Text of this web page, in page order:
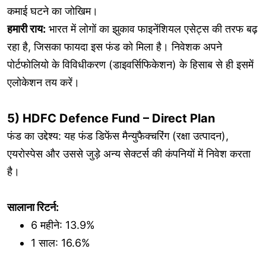
कमाई घटने का जोखिम।
हमारी राय: भारत में लोगों का झुकाव फाइनेंशियल एसेट्स की तरफ बढ़
रहा है, जिसका फायदा इस फंड को मिला है। निवेशक अपने
पोर्टफोलियो के विविधीकरण (डाइवर्सिफिकेशन) के हिसाब से ही इसमें
एलोकेशन तय करें।
5) HDFC Defence Fund – Direct Plan
फंड का उद्देश्य: यह फंड डिफेंस मैन्युफैक्चरिंग (रक्षा उत्पादन),
एयरोस्पेस और उससे जुड़े अन्य सेक्टर्स की कंपनियों में निवेश करता
है।
सालाना रिटर्न:
6 महीने: 13.9%
1 साल: 16.6%